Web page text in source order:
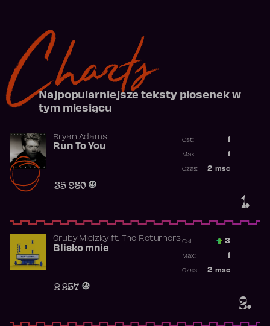
Charts
Najpopularniejsze teksty piosenek w
tym miesiącu
1.
Bryan Adams
Run To You
35 980
Ost.:
Max:
2 msc
Czas:
2.
Gruby Mielzkyft. The Returners
Blisko mnie
2 257
Ost.: 3
Max:
2 msc
Czas: